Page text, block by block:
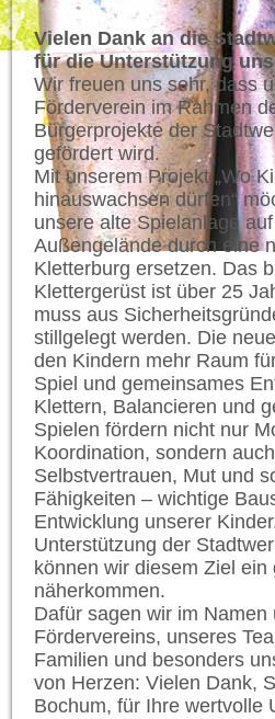
Vielen Dank an die
für die Unterstützung
Wir freuen uns sehr, dass
Förderverein im Rahmen
Bürgerprojekte der
gefördert wird.
Mit unserem Projekt „Wo
hinauswachsen dürfen“
unsere alte Spielanlage
Außengelände durch eine
Kletterburg ersetzen. Das
Klettergerüst ist über 25
muss aus
stillgelegt werden. Die neue
den Kindern mehr Raum
Spiel und gemeinsames
Klettern, Balancieren und
Spielen fördern nicht nur
Koordination, sondern auch
Selbstvertrauen, Mut und
Fähigkeiten – wichtige
Entwicklung unserer
Unterstützung der
können wir diesem Ziel
näherkommen.
Dafür sagen wir im Namen
Fördervereins, unseres
Familien und besonders
von Herzen: Vielen Dank,
Bochum, für Ihre wertvolle